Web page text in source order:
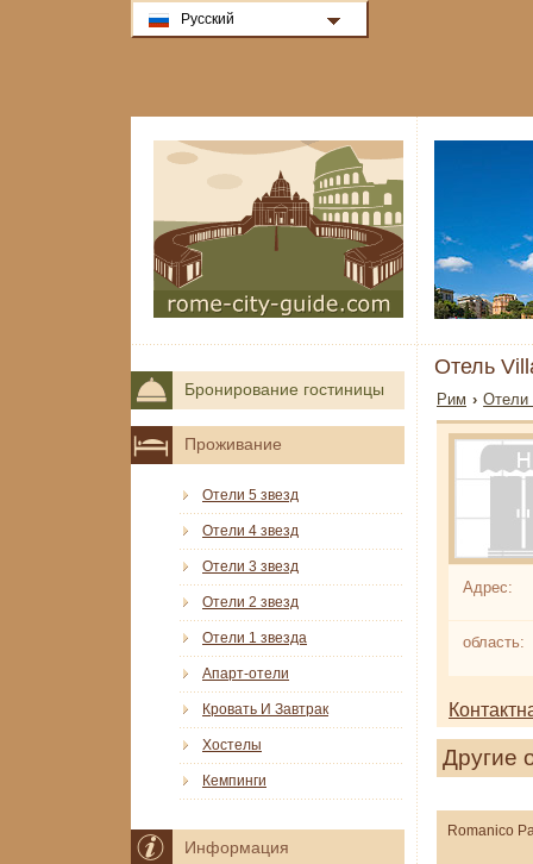
Отель
Рим ›Отели
Адрес:
область:
Другие
Romanico
Бронирование гостиницы
Проживание
Отели 5 звезд
Отели 4 звезд
Отели 3 звезд
Отели 2 звезд
Отели 1 звезда
Апарт-отели
Кровать И Завтрак
Хостелы
Кемпинги
Информация
Русский